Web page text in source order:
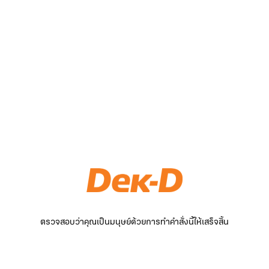
ตรวจสอบว่าคุณเป็นมนุษย์ด้วยการทำคำสั่งนี้ให้เสร็จสิ้น